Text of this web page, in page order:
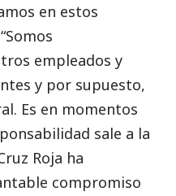
en estos
empleados y
y por supuesto,
Es en momentos
sale a la
Roja ha
compromiso